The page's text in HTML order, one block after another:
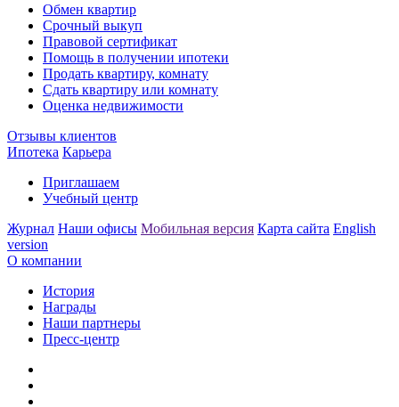
Обмен квартир
Срочный выкуп
Правовой сертификат
Помощь в получении ипотеки
Продать квартиру, комнату
Сдать квартиру или комнату
Оценка недвижимости
Отзывы клиентов
Ипотека Карьера
Приглашаем
Учебный центр
Журнал Наши офисы Мобильная версия Карта сайта English
version
О компании
История
Награды
Наши партнеры
Пресс-центр